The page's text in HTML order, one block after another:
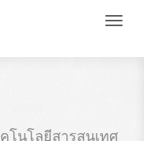
โนโลยีสารสนเทศ